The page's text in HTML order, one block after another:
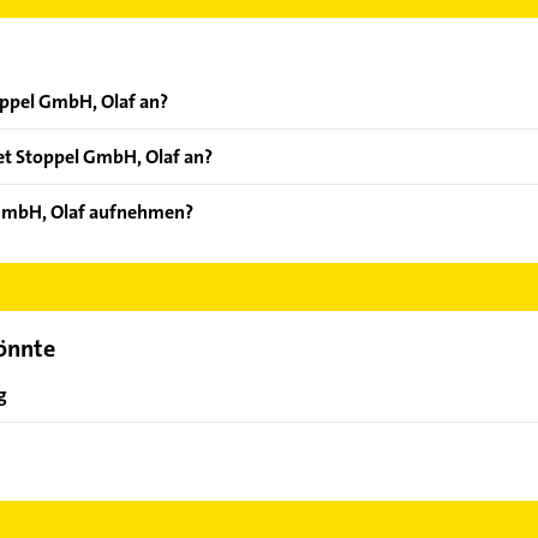
GmbH, Olaf an?
Stoppel GmbH, Olaf an?
Olaf aufnehmen?